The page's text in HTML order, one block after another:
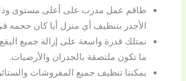
طاقم عمل مدرب على أعلى مستوى
الأجدر بتنظيف أي منزل أيا كان حجمه
نمتلك قدرة واسعة على إزالة جميع
ما تكون ملتصقة بالجدران والأرضيات.
يمكننا تنظيف جميع المفروشات